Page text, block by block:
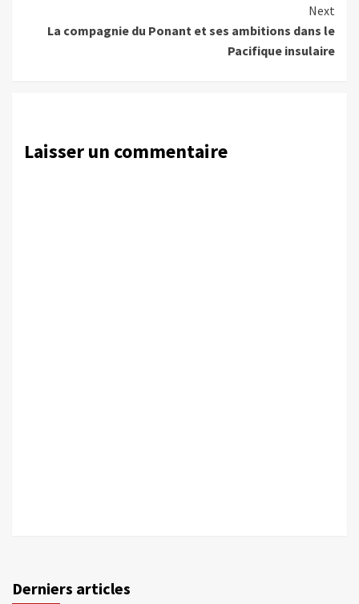
Next
La compagnie du Ponant et ses ambitions dans le
Pacifique insulaire
Laisser un commentaire
Derniers articles